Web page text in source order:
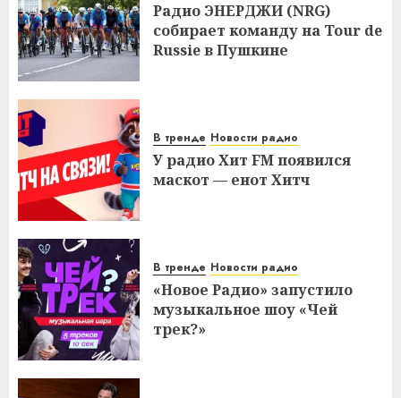
Радио ЭНЕРДЖИ (NRG)
собирает команду на Tour de
Russie в Пушкине
В тренде Новости радио
У радио Хит FM появился
маскот — енот Хитч
В тренде Новости радио
«Новое Радио» запустило
музыкальное шоу «Чей
трек?»